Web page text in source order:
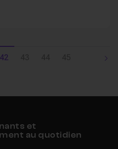
42
et
au quotidien